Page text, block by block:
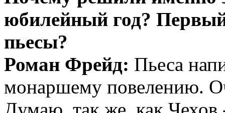
юбилейный год?
пьесы?
Роман Фрейд: Пьеса
монаршему повелению.